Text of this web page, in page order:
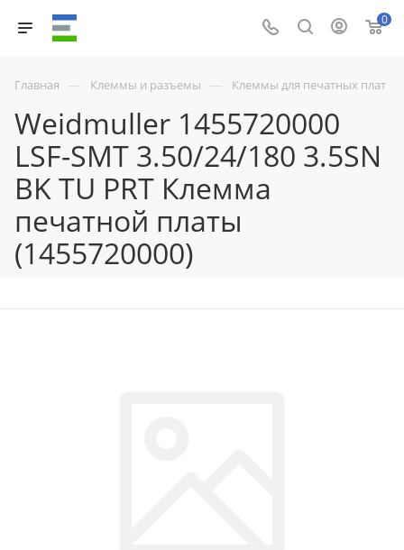
0
Главная — Клеммы и разъемы — Клеммы для печатных плат
Weidmuller 1455720000
LSF-SMT 3.50/24/180 3.5SN
BK TU PRT Клемма
печатной платы
(1455720000)